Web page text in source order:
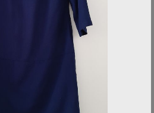
le 30 avr. 2023